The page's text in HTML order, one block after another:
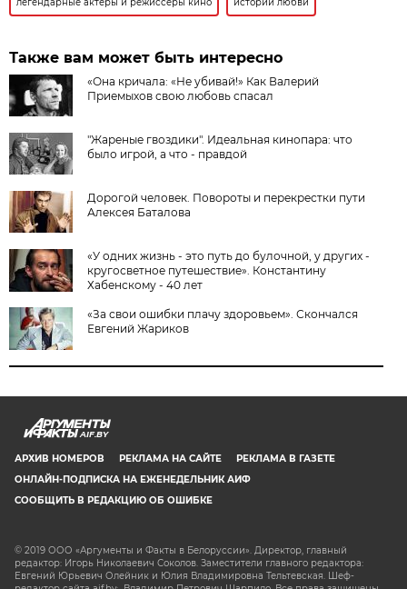
Также вам может быть интересно
«Она кричала: «Не убивай!» Как Валерий
Приемыхов свою любовь спасал
"Жареные гвоздики". Идеальная кинопара: что
было игрой, а что - правдой
Дорогой человек. Повороты и перекрестки пути
Алексея Баталова
«У одних жизнь - это путь до булочной, у других -
кругосветное путешествие». Константину
Хабенскому - 40 лет
«За свои ошибки плачу здоровьем». Скончался
Евгений Жариков
AIF.BY
АРХИВ НОМЕРОВ РЕКЛАМА НА САЙТЕ
РЕКЛАМА В ГАЗЕТЕ
ОНЛАЙН-ПОДПИСКА НА ЕЖЕНЕДЕЛЬНИК АИФ
СООБЩИТЬ В РЕДАКЦИЮ ОБ ОШИБКЕ
© 2019 ООО «Аргументы и Факты в Белоруссии». Директор, главный
редактор: Игорь Николаевич Соколов. Заместители главного редактора:
Евгений Юрьевич Олейник и Юлия Владимировна Тельтевская. Шеф-